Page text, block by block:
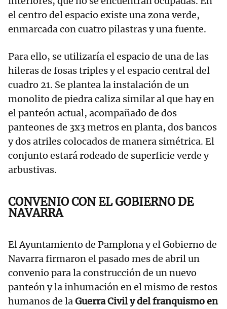
el centro del espacio existe una zona verde,
enmarcada con cuatro pilastras y una fuente.
Para ello, se utilizaría el espacio de una de las
hileras de fosas triples y el espacio central del
cuadro 21. Se plantea la instalación de un
monolito de piedra caliza similar al que hay en
el panteón actual, acompañado de dos
panteones de 3x3 metros en planta, dos bancos
y dos atriles colocados de manera simétrica. El
conjunto estará rodeado de superficie verde y
arbustivas.
CONVENIO CON EL GOBIERNO DE
NAVARRA
El Ayuntamiento de Pamplona y el Gobierno de
Navarra firmaron el pasado mes de abril un
convenio para la construcción de un nuevo
panteón y la inhumación en el mismo de restos
humanos de laGuerra Civil y del franquismo en